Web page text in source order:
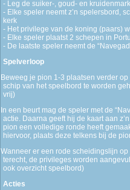
- Leg de suiker-, goud- en
- Elke speler neemt z’n spelersbord,
kerk
- Het privilege van de koning (paars)
- Elke speler plaatst 2 schepen in
- De laatste speler neemt de
Spelverloop
Beweeg je pion 1-3 plaatsen verder
schip van het speelbord te worden
vrij)
In een beurt mag de speler met de
actie. Daarna geeft hij de kaart aan
pion een volledige ronde heeft
hiervoor, plaats deze telkens bij de
Wanneer er een rode scheidingslijn
terecht, de privileges worden
ook overzicht speelbord)
Acties